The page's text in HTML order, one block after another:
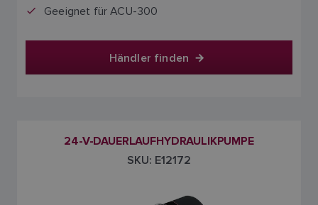
Geeignet für ACU-300
Händler finden
24-V-DAUERLAUFHYDRAULIKPUMPE
SKU: E12172